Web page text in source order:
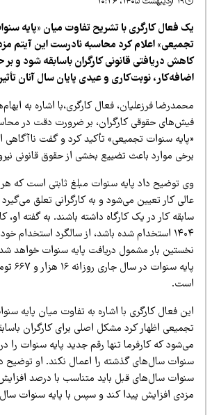
فعال کارگری با تشریح تفاوت میان «پایه سنوات» و
اعلام کرد محاسبه نادرست این آیتم مزدی
دریافتی قانونی کارگران باسابقه شود و بر حقوق
نوبت‌کاری و عیدی پایان سال آنان تأثیر
فرزعلیان، فعال کارگری،با اشاره به ابهام‌های
حقوقی کارگران، بر ضرورت دقت در محاسبه
سنوات تجمیعی» تأکید کرد و گفت ناآگاهی از
موارد باعث تضییع بخشی از حقوق قانونی نیروی
توضیح داد پایه سنوات مبلغ ثابتی است که هر سال
کار تعیین می‌شود و به کارگرانی تعلق می‌گیرد
کار در یک کارگاه داشته باشند. به گفته او،
بار مشمول دریافت پایه سنوات خواهد شد.
پایه سنوات در سال جاری
فعال کارگری با اشاره به تفاوت میان پایه سنوات و
اظهار کرد مشکل اصلی برای کارگران باسابقه
که کارفرما تنها رقم جدید پایه سنوات را در نظر
سال‌های گذشته را اعمال نکند. او توضیح داد
سال‌های قبل باید متناسب با درصد افزایش
افزایش پیدا کند و سپس با پایه سنوات سال